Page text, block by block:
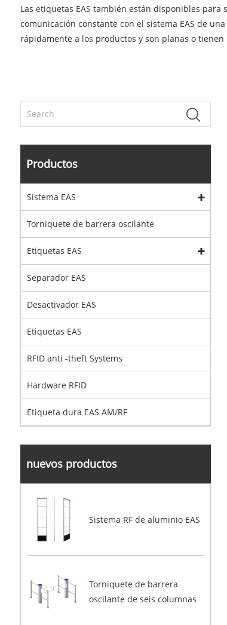
Las etiquetas EAS también están disponibles para
comunicación constante con el sistema EAS de
rápidamente a los productos y son planas o
Productos
Sistema EAS
Torniquete de barrera oscilante
Etiquetas EAS
Separador EAS
Desactivador EAS
Etiquetas EAS
RFID anti -theft Systems
Hardware RFID
Etiqueta dura EAS AM/RF
nuevos productos
Sistema RF de aluminio EAS
Torniquete de barrera
oscilante de seis columnas